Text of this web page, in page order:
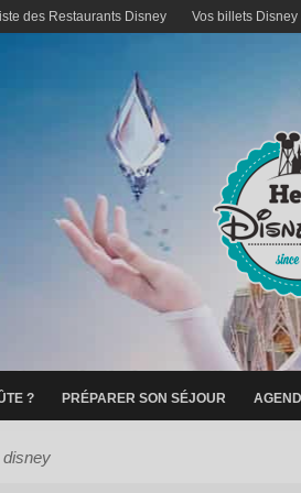
des Restaurants Disney Vos billets
? PRÉPARER SON SÉJOUR